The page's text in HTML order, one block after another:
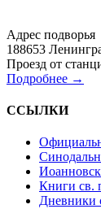
Адрес подворья
188653
Проезд от
Подробнее →
ССЫЛКИ
Книги св.
Дневники